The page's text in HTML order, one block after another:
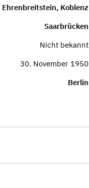
Ehrenbreitstein, Koblenz
Saarbrücken
Nicht bekannt
30. November 1950
Berlin